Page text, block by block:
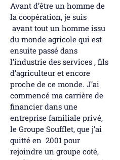
Avant d’être un homme de
la coopération, je suis
avant tout un homme issu
du monde agricole qui est
ensuite passé dans
l’industrie des services , fils
d’agriculteur et encore
proche de ce monde. J’ai
commencé ma carrière de
financier dans une
entreprise familiale privé,
le Groupe Soufflet, que j’ai
quitté en 2001 pour
rejoindre un groupe coté,